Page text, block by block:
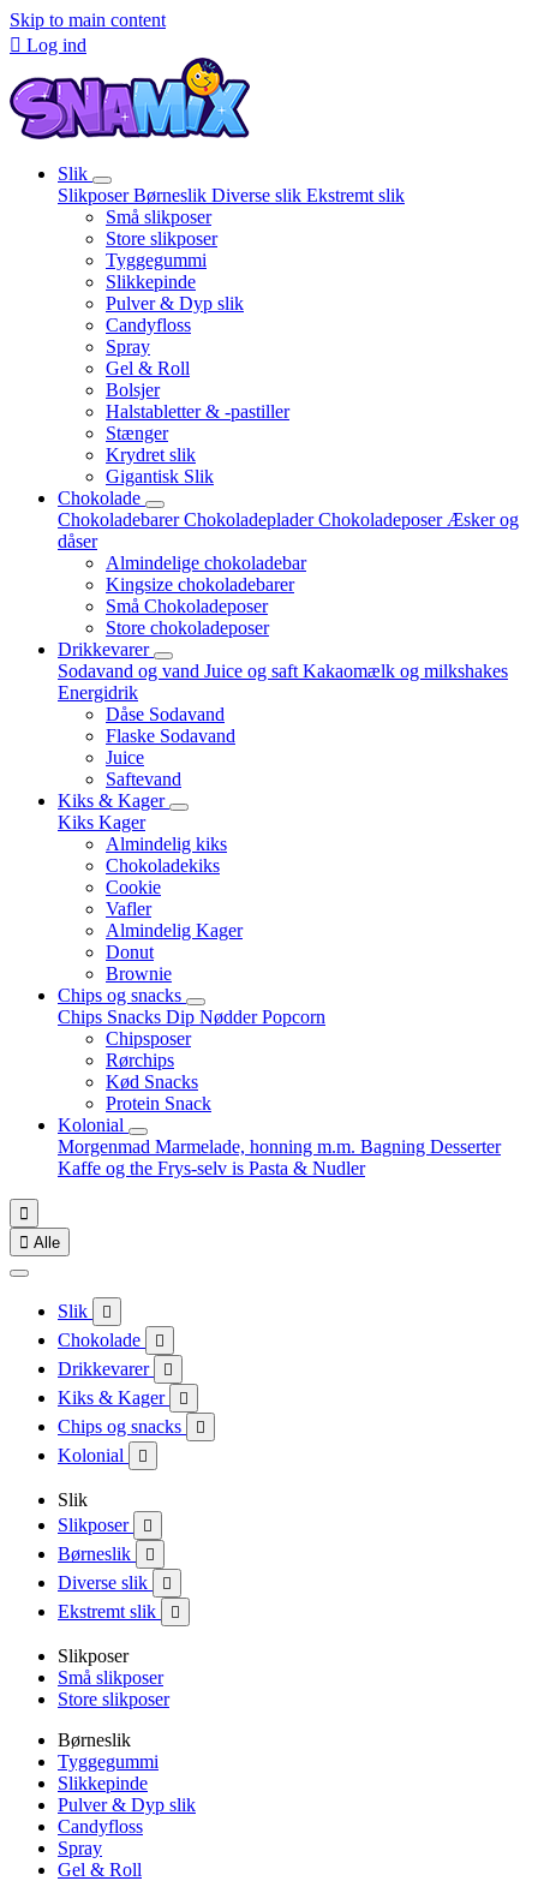
Skip to main content
 Log ind
Slik
SlikposerBørneslik Diverse slik Ekstremt slik
Små slikposer
Store slikposer
Tyggegummi
Slikkepinde
Pulver & Dyp slik
Candyfloss
Spray
Gel & Roll
Bolsjer
Halstabletter & -pastiller
Stænger
Krydret slik
Gigantisk Slik
Chokolade
ChokoladebarerChokoladepladerChokoladeposer Æsker og
dåser
Almindelige chokoladebar
Kingsize chokoladebarer
Små Chokoladeposer
Store chokoladeposer
Drikkevarer
Sodavand og vand Juice og saft Kakaomælk og milkshakes
Energidrik
Dåse Sodavand
Flaske Sodavand
Juice
Saftevand
Kiks & Kager
Kiks Kager
Almindelig kiks
Chokoladekiks
Cookie
Vafler
Almindelig Kager
Donut
Brownie
Chips og snacks
Chips Snacks Dip NødderPopcorn
Chipsposer
Rørchips
Kød Snacks
Protein Snack
Kolonial
Morgenmad Marmelade, honning m.m. Bagning Desserter
Kaffe og the Frys-selv is Pasta & Nudler

 Alle
Slik 
Chokolade 
Drikkevarer 
Kiks & Kager 
Chips og snacks 
Kolonial 
Slik
Slikposer

Børneslik 
Diverse slik 
Ekstremt slik 
Slikposer
Små slikposer
Store slikposer
Børneslik
Tyggegummi
Slikkepinde
Pulver & Dyp slik
Candyfloss
Spray
Gel & Roll